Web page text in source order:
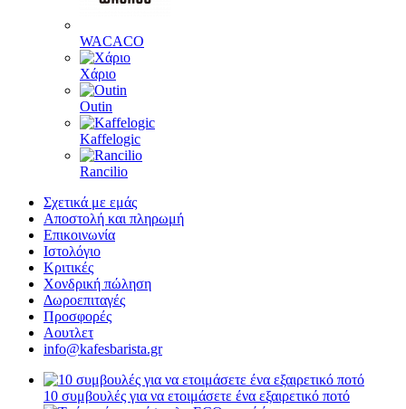
WACACO
Χάριο
Outin
Kaffelogic
Rancilio
Σχετικά με εμάς
Αποστολή και πληρωμή
Επικοινωνία
Ιστολόγιο
Κριτικές
Χονδρική πώληση
Δωροεπιταγές
Προσφορές
Αουτλετ
info@kafesbarista.gr
10 συμβουλές για να ετοιμάσετε ένα εξαιρετικό ποτό